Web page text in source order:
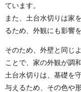
ています。
また、土台水切りは家
るため、外観にも影響
そのため、外壁と同じ
ことで、家の外観が調
土台水切りは、基礎を
与えるため、その色や